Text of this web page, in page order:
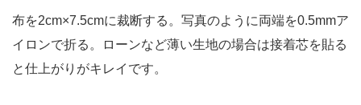
布を2cm×7.5cmに裁断する。写真のように両端を0.5mmア
イロンで折る。ローンなど薄い生地の場合は接着芯を貼る
と仕上がりがキレイです。